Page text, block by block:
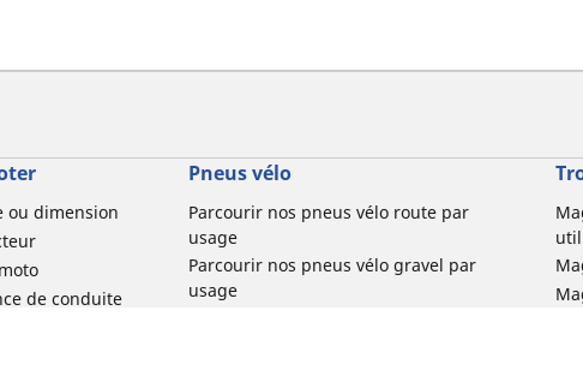
ou dimension
de conduite
Pneus vélo
Parcourir nos pneus vélo route par
usage
Parcourir nos pneus vélo gravel par
usage